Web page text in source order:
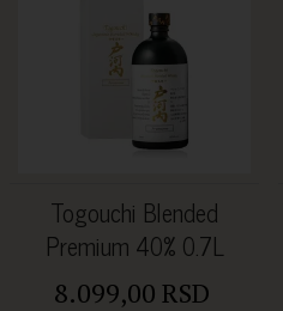
Togouchi Blended
Premium 40% 0.7L
8.099,00 RSD